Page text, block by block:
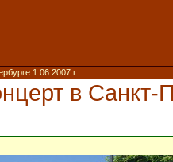
1.06.2007 г.
в Санкт-